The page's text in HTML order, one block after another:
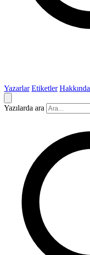
Yazarlar Etiketler Hakkında
Yazılarda ara